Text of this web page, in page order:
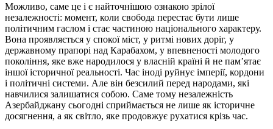
Можливо, саме це і є найточнішою ознакою зрілої
незалежності: момент, коли свобода перестає бути лише
політичним гаслом і стає частиною національного характеру.
Вона проявляється у спокої міст, у ритмі нових доріг, у
державному прапорі над Карабахом, у впевненості молодого
покоління, яке вже народилося у власній країні й не пам’ятає
іншої історичної реальності. Час іноді руйнує імперії, кордони
і політичні системи. Але він безсилий перед народами, які
навчилися залишатися собою. Саме тому незалежність
Азербайджану сьогодні сприймається не лише як історичне
досягнення, а як світло, яке продовжує рухатися крізь час.